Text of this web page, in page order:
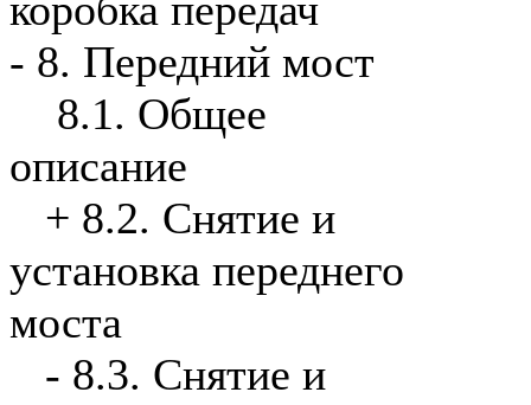
коробка передач
- 8. Передний мост
8.1. Общее
описание
+ 8.2. Снятие и
установка переднего
моста
- 8.3. Снятие и